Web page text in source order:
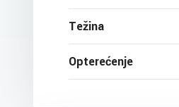
Težina
Opterećenje